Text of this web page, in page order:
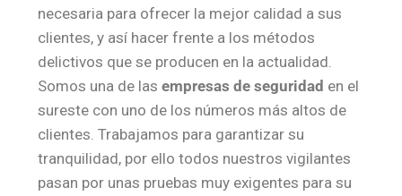
necesaria para ofrecer la mejor calidad a sus
clientes, y así hacer frente a los métodos
delictivos que se producen en la actualidad.
Somos una de las empresas de seguridad en el
sureste con uno de los números más altos de
clientes. Trabajamos para garantizar su
tranquilidad, por ello todos nuestros vigilantes
pasan por unas pruebas muy exigentes para su